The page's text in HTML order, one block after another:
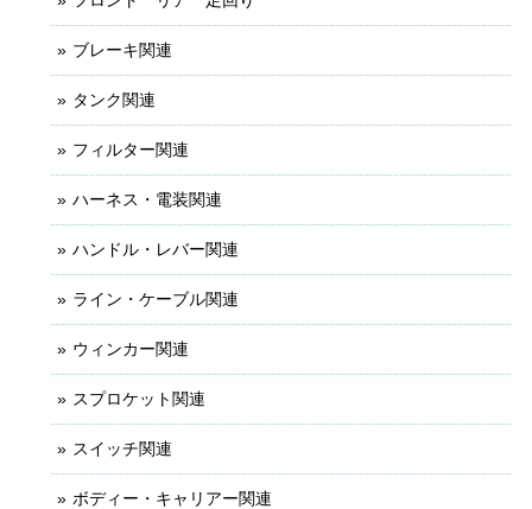
ブレーキ関連
タンク関連
フィルター関連
ハーネス・電装関連
ハンドル・レバー関連
ライン・ケーブル関連
ウィンカー関連
スプロケット関連
スイッチ関連
ボディー・キャリアー関連